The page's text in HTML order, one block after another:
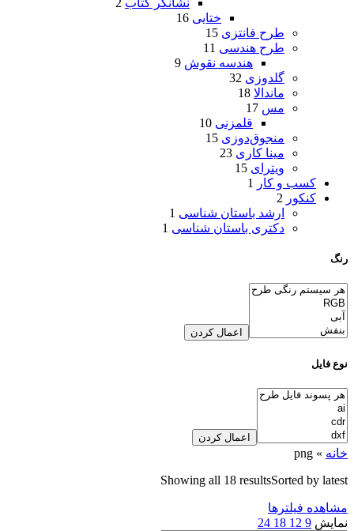
ختایی 16
طرح فانتزی 15
طرح هندسی 11
هندسه نقوش 9
گلدوزی 32
ماندالا 18
مس 17
قلمزنی 10
منجوق‌دوزی 15
مینا کاری 23
ویترای 15
کسب و کار
1
کنکور 2
ارشد باستان شناسی 1
دکتری باستان شناسی 1
رنگ
اعمال کردن
نوع فایل
اعمال کردن
خانه »
png
Showing all 18 resultsSorted by latest
مشاهده فیلترها
نمایش 9
12
18
24